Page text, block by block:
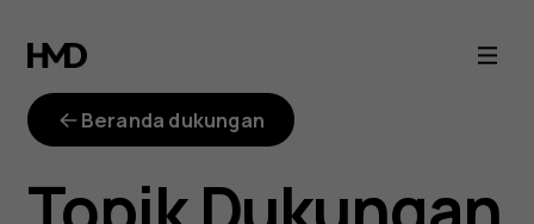
Kabel
pengisian
daya
Beranda dukungan